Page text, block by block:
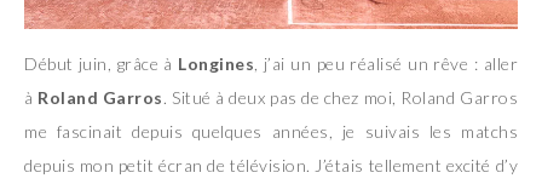
Début juin, grâce à Longines , j’ai un peu réalisé un rêve : aller
à Roland Garros. Situé à deux pas de chez moi, Roland Garros
me fascinait depuis quelques années, je suivais les matchs
depuis mon petit écran de télévision. J’étais tellement excité d’y